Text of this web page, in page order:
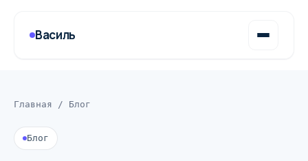
Василь
Главная / Блог
Блог